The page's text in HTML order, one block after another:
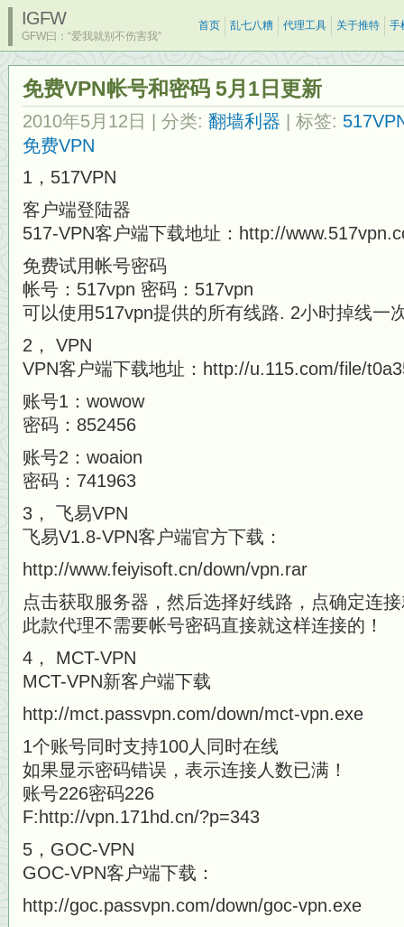
IGFW
GFW曰：“爱我就别不伤害我”
首页 乱七八糟 代理工具 关于推特 手
免费VPN帐号和密码 5月1日更新
2010年5月12日 | 分类: 翻墙利器 | 标签:
免费VPN
1，517VPN
客户端登陆器
517-VPN客户端下载地址：http://
免费试用帐号密码
帐号：517vpn 密码：517vpn
可以使用517vpn提供的所有线路. 2小时掉线一
2， VPN
VPN客户端下载地址：http://u.115.com/file/
账号1：wowow
密码：852456
账号2：woaion
密码：741963
3， 飞易VPN
飞易V1.8-VPN客户端官方下载：
http://www.feiyisoft.cn/down/vpn.rar
点击获取服务器，然后选择好线路，点确定连
此款代理不需要帐号密码直接就这样连接的！
4， MCT-VPN
MCT-VPN新客户端下载
http://mct.passvpn.com/down/mct-vpn.exe
1个账号同时支持100人同时在线
如果显示密码错误，表示连接人数已满！
账号226密码226
F:http://vpn.171hd.cn/?p=343
5，GOC-VPN
GOC-VPN客户端下载：
http://goc.passvpn.com/down/goc-vpn.exe